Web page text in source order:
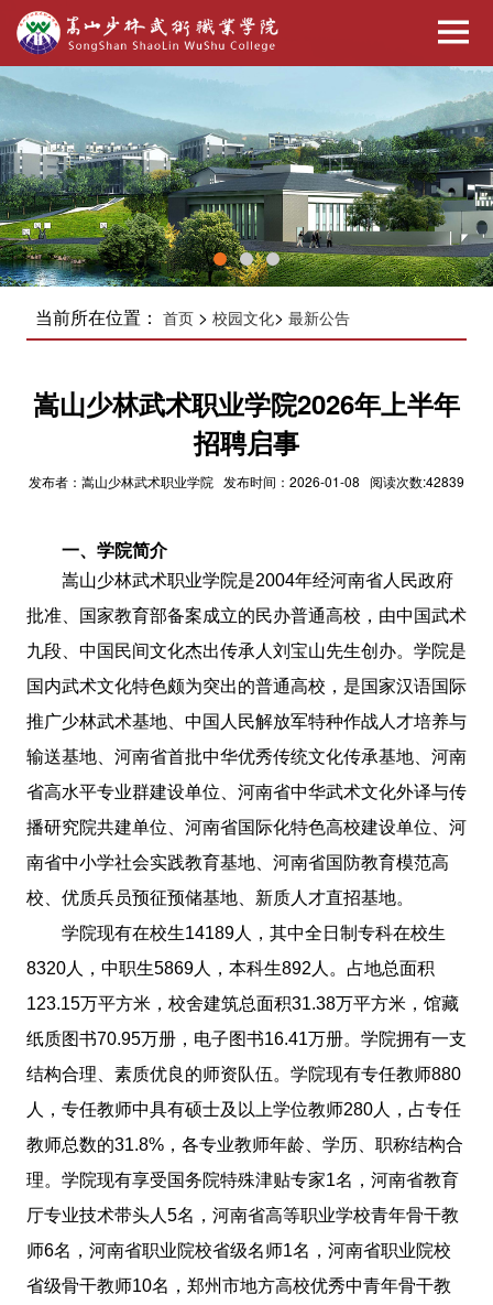
当前所在位置： 首页> 校园文化> 最新公告
嵩山少林武术职业学院2026年上半年
招聘启事
发布者：嵩山少林武术职业学院 发布时间：2026-01-08 阅读次数:42839
一、学院简介
嵩山少林武术职业学院是2004年经河南省人民政府
批准、国家教育部备案成立的民办普通高校，由中国武术
九段、中国民间文化杰出传承人刘宝山先生创办。学院是
国内武术文化特色颇为突出的普通高校，是国家汉语国际
推广少林武术基地、中国人民解放军特种作战人才培养与
输送基地、河南省首批中华优秀传统文化传承基地、河南
省高水平专业群建设单位、河南省中华武术文化外译与传
播研究院共建单位、河南省国际化特色高校建设单位、河
南省中小学社会实践教育基地、河南省国防教育模范高
校、优质兵员预征预储基地、新质人才直招基地。
学院现有在校生14189人，其中全日制专科在校生
8320人，中职生5869人，本科生892人。占地总面积
123.15万平方米，校舍建筑总面积31.38万平方米，馆藏
纸质图书70.95万册，电子图书16.41万册。学院拥有一支
结构合理、素质优良的师资队伍。学院现有专任教师880
人，专任教师中具有硕士及以上学位教师280人，占专任
教师总数的31.8%，各专业教师年龄、学历、职称结构合
理。学院现有享受国务院特殊津贴专家1名，河南省教育
厅专业技术带头人5名，河南省高等职业学校青年骨干教
师6名，河南省职业院校省级名师1名，河南省职业院校
省级骨干教师10名，郑州市地方高校优秀中青年骨干教